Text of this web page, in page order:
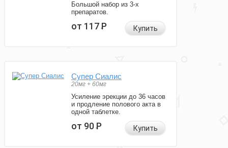
Большой набор из 3-х
препаратов.
от 117Р Купить
Супер Сиалис
20мг + 60мг
Усиление эрекции до 36 часов
и продление полового акта в
одной таблетке.
от 90Р Купить